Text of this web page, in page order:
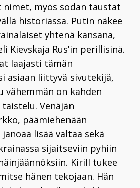
nimet, myös sodan taustat
historiassa. Putin näkee
yhtenä kansana,
Kievskaja Rus’in perillisinä.
laajasti tämän
asiaan liittyvä sivutekijä,
on kahden
Venäjän
päämiehenään
lisää valtaa sekä
sijaitseviin pyhiin
Kirill tukee
hänen tekojaan. Hän